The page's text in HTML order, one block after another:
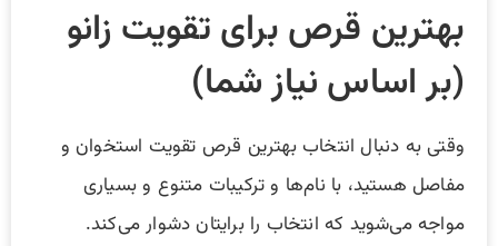
بهترین قرص‌ برای تقویت زانو
(بر اساس نیاز شما)
وقتی به دنبال انتخاب بهترین قرص تقویت استخوان و
مفاصل هستید، با نام‌ها و ترکیبات متنوع و بسیاری
مواجه می‌شوید که انتخاب را برایتان دشوار می‌کند.